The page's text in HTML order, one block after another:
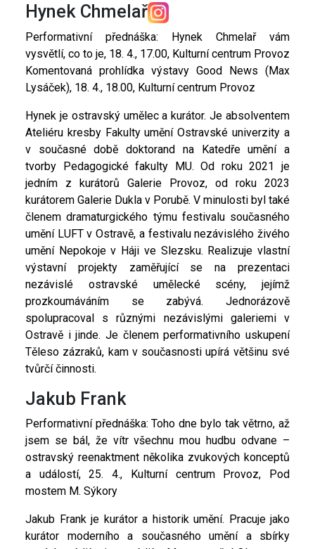
Hynek Chmelař
Performativní přednáška: Hynek Chmelař vám
vysvětlí, co to je, 18. 4., 17.00, Kulturní centrum Provoz
Komentovaná prohlídka výstavy Good News (Max
Lysáček), 18. 4., 18.00, Kulturní centrum Provoz
Hynek je ostravský umělec a kurátor. Je absolventem
Ateliéru kresby Fakulty umění Ostravské univerzity a
v současné době doktorand na Katedře umění a
tvorby Pedagogické fakulty MU. Od roku 2021 je
jedním z kurátorů Galerie Provoz, od roku 2023
kurátorem Galerie Dukla v Porubě. V minulosti byl také
členem dramaturgického týmu festivalu současného
umění LUFT v Ostravě, a festivalu nezávislého živého
umění Nepokoje v Háji ve Slezsku. Realizuje vlastní
výstavní projekty zaměřující se na prezentaci
nezávislé ostravské umělecké scény, jejímž
prozkoumáváním se zabývá. Jednorázově
spolupracoval s různými nezávislými galeriemi v
Ostravě i jinde. Je členem performativního uskupení
Těleso zázraků, kam v současnosti upírá většinu své
tvůrčí činnosti.
Jakub Frank
Performativní přednáška: Toho dne bylo tak větrno, až
jsem se bál, že vítr všechnu mou hudbu odvane –
ostravský reenaktment několika zvukových konceptů
a událostí, 25. 4., Kulturní centrum Provoz, Pod
mostem M. Sýkory
Jakub Frank je kurátor a historik umění. Pracuje jako
kurátor moderního a současného umění a sbírky